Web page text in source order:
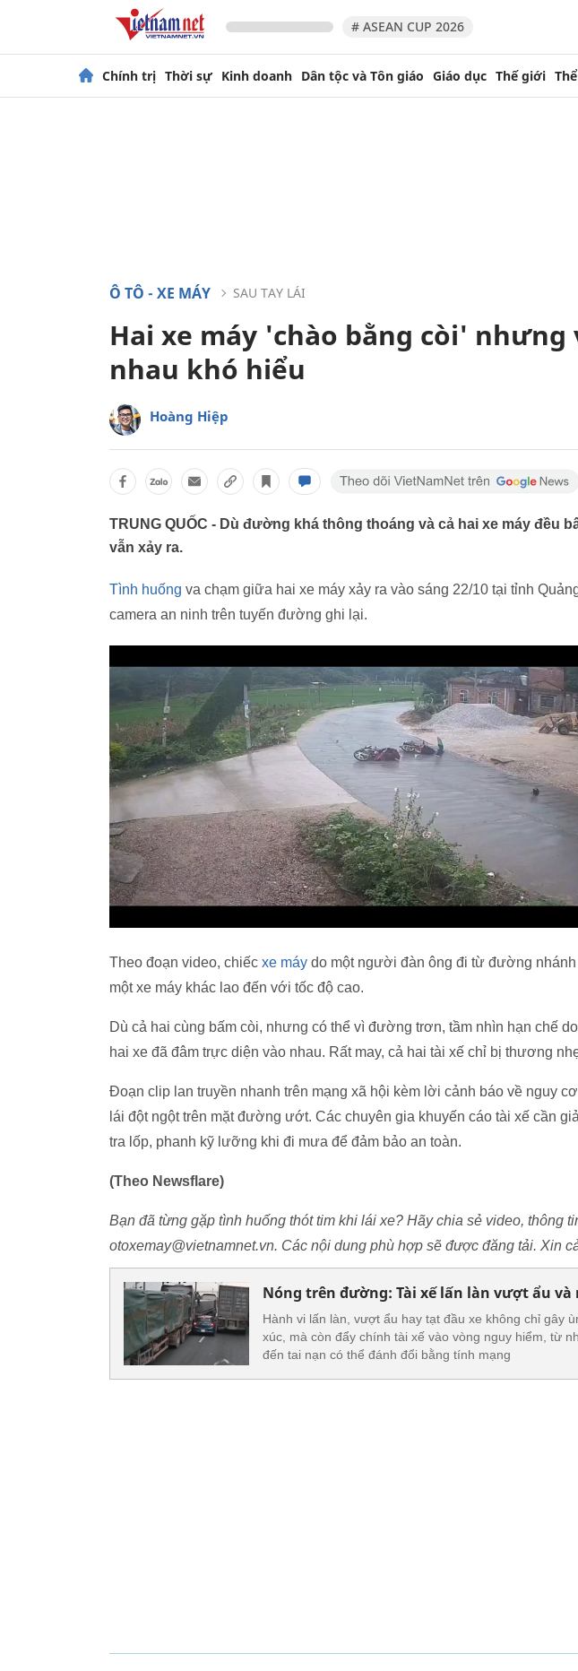
# ASEAN CUP 2026
Chính trị Thời sự Kinh doanh Dân tộc và Tôn giáo Giáo dục Thế giới
Ô TÔ - XE MÁY SAU TAY LÁI
Hai xe máy 'chào bằng còi' nhưng
nhau khó hiểu
Hoàng Hiệp
TRUNG QUỐC - Dù đường khá thông thoáng và cả hai xe máy đều
vẫn xảy ra.
Tình huống va chạm giữa hai xe máy xảy ra vào sáng 22/10 tại tỉnh
camera an ninh trên tuyến đường ghi lại.
Theo đoạn video, chiếc xe máy do một người đàn ông đi từ đường
một xe máy khác lao đến với tốc độ cao.
Dù cả hai cùng bấm còi, nhưng có thể vì đường trơn, tầm nhìn hạn chế
hai xe đã đâm trực diện vào nhau. Rất may, cả hai tài xế chỉ bị thương
Đoạn clip lan truyền nhanh trên mạng xã hội kèm lời cảnh báo về nguy
lái đột ngột trên mặt đường ướt. Các chuyên gia khuyến cáo tài xế cần
tra lốp, phanh kỹ lưỡng khi đi mưa để đảm bảo an toàn.
(Theo Newsflare)
Bạn đã từng gặp tình huống thót tim khi lái xe? Hãy chia sẻ video, thông
otoxemay@vietnamnet.vn. Các nội dung phù hợp sẽ được đăng tải. Xin
Nóng trên đường: Tài xế lấn làn vượt ẩu
Hành vi lấn làn, vượt ẩu hay tạt đầu xe không chỉ gây
xúc, mà còn đẩy chính tài xế vào vòng nguy hiểm, từ
đến tai nạn có thể đánh đổi bằng tính mạng